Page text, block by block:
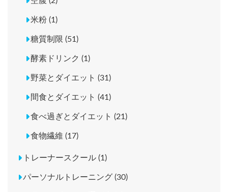
米粉 (1)
糖質制限 (51)
酵素ドリンク (1)
野菜とダイエット (31)
間食とダイエット (41)
食べ過ぎとダイエット (21)
食物繊維 (17)
トレーナースクール (1)
パーソナルトレーニング (30)